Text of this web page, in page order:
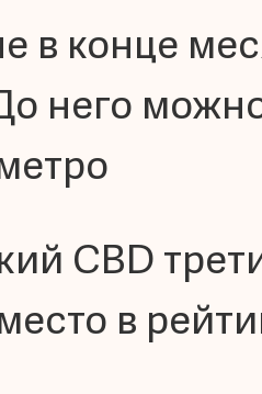
в конце
него
CBD
в